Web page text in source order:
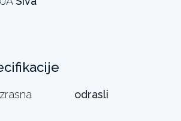
odrasli